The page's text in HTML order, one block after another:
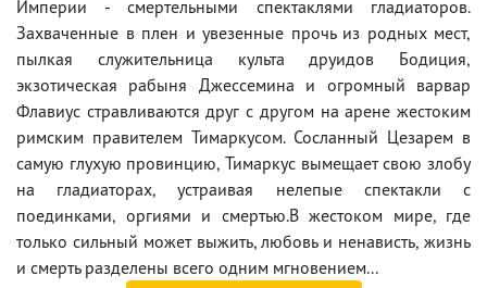
Империи - смертельными спектаклями гладиаторов.
Захваченные в плен и увезенные прочь из родных мест,
пылкая служительница культа друидов Бодиция,
экзотическая рабыня Джессемина и огромный варвар
Флавиус стравливаются друг с другом на арене жестоким
римским правителем Тимаркусом. Сосланный Цезарем в
самую глухую провинцию, Тимаркус вымещает свою злобу
на гладиаторах, устраивая нелепые спектакли с
поединками, оргиями и смертью.В жестоком мире, где
только сильный может выжить, любовь и ненависть, жизнь
и смерть разделены всего одним мгновением...